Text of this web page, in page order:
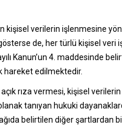
kişisel verilerin işlenmesine
de, her türlü kişisel veri
Kanun’un 4. maddesinde
hareket edilmektedir.
rıza vermesi, kişisel
tanıyan hukuki
belirtilen diğer şartlardan